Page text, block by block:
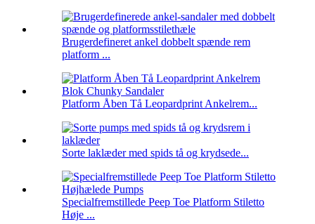
Brugerdefineret ankel dobbelt spænde rem
platform ...
Platform Åben Tå Leopardprint Ankelrem...
Sorte laklæder med spids tå og krydsede...
Specialfremstillede Peep Toe Platform Stiletto
Høje ...